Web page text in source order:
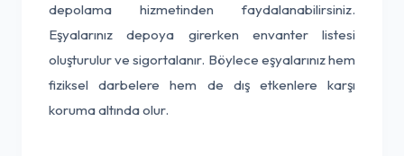
depolama hizmetinden faydalanabilirsiniz.
Eşyalarınız depoya girerken envanter listesi
oluşturulur ve sigortalanır. Böylece eşyalarınız hem
fiziksel darbelere hem de dış etkenlere karşı
koruma altında olur.